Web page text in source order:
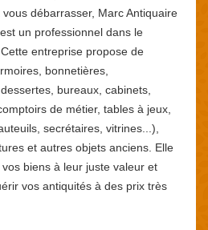
débarrasser, Marc Antiquaire
un professionnel dans le
entreprise propose de
bonnetières,
bureaux, cabinets,
de métier, tables à jeux,
secrétaires, vitrines...),
et autres objets anciens. Elle
biens à leur juste valeur et
vos antiquités à des prix très